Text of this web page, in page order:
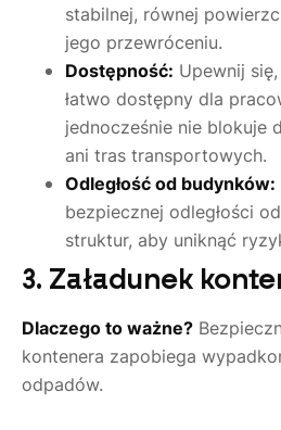
stabilnej, równej
jego przewróceniu.
Dostępność: Upewnij
łatwo dostępny dla
jednocześnie nie blokuje
ani tras transportowych.
Odległość od budynków:
bezpiecznej odległości
struktur, aby uniknąć
3. Załadunek
Dlaczego to ważne?
kontenera zapobiega
odpadów.